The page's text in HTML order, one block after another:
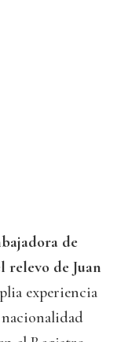
de
relevo de Juan
experiencia